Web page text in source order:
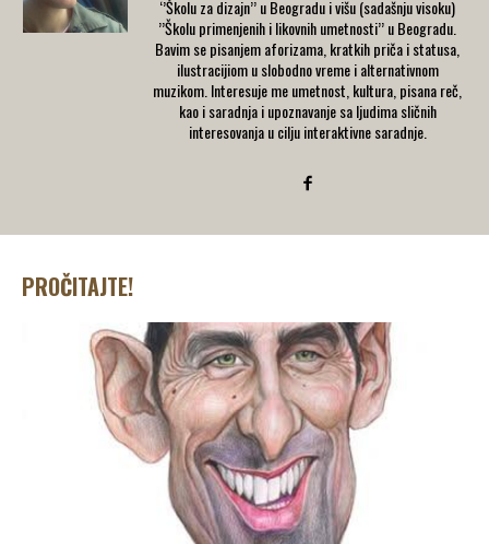
‘’Školu za dizajn’’ u Beogradu i višu (sadašnju visoku)
’’Školu primenjenih i likovnih umetnosti’’ u Beogradu.
Bavim se pisanjem aforizama, kratkih priča i statusa,
ilustracijiom u slobodno vreme i alternativnom
muzikom. Interesuje me umetnost, kultura, pisana reč,
kao i saradnja i upoznavanje sa ljudima sličnih
interesovanja u cilju interaktivne saradnje.
PROČITAJTE!